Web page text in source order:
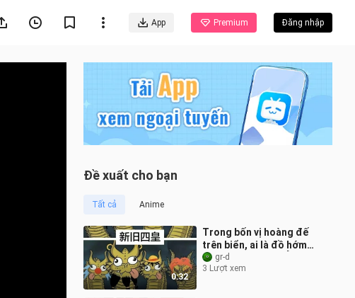
App Premium Đăng nhập
Đề xuất cho bạn
Tất cả Anime
0:32
Trong bốn vị hoàng đế
trên biển, ai là đồ hớm
thì tôi không nói [Ủng hộ
B-moe]
gr-d
3 Lượt xem